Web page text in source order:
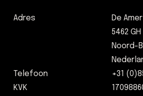
Adres
Telefoon
KVK
De
5462
Noord-
+31